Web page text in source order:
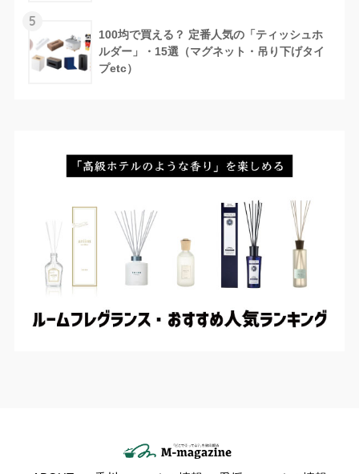
5
100均で買える？ 定番人気の「ティッシュホ
ルダー」・15選（マグネット・吊り下げタイ
プetc）